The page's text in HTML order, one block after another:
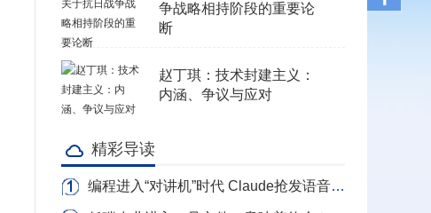
争战略相持阶段的重要论
断
赵丁琪：技术封建主义：
内涵、争议与应对
精彩导读
编程进入“对讲机”时代 Claude抢发语音写代码 转录Token全免费